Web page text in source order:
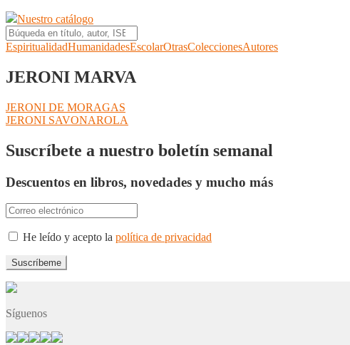
Nuestro catálogo
EspiritualidadHumanidadesEscolarOtrasColeccionesAutores
JERONI MARVA
Navegación
de
entradas
Anterior:
JERONI DE MORAGAS
Siguiente:
JERONI SAVONAROLA
Suscríbete a nuestro boletín semanal
Descuentos en libros, novedades y mucho más
He leído y acepto la política de privacidad
Síguenos